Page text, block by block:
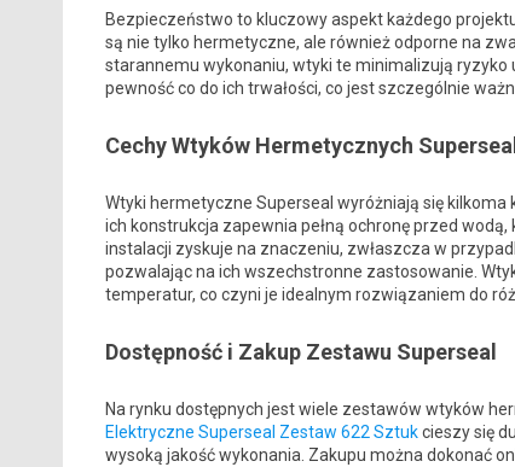
Bezpieczeństwo to kluczowy aspekt każdego
są nie tylko hermetyczne, ale również odporne na
starannemu wykonaniu, wtyki te minimalizują
pewność co do ich trwałości, co jest szczególnie
Cechy Wtyków Hermetycznych Superseal
Wtyki hermetyczne Superseal wyróżniają się
ich konstrukcja zapewnia pełną ochronę przed
instalacji zyskuje na znaczeniu, zwłaszcza w
pozwalając na ich wszechstronne zastosowanie.
temperatur, co czyni je idealnym rozwiązaniem do
Dostępność i Zakup Zestawu Superseal
Na rynku dostępnych jest wiele zestawów wtyków
Elektryczne Superseal Zestaw 622 Sztukcieszy się
wysoką jakość wykonania. Zakupu można dokonać